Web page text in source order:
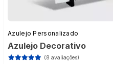
Azulejo Personalizado
Azulejo Decorativo
(8 avaliações)